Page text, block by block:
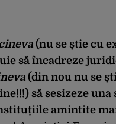
(nu se știe cu
să încadreze
(din nou nu se
să sesizeze una
amintite